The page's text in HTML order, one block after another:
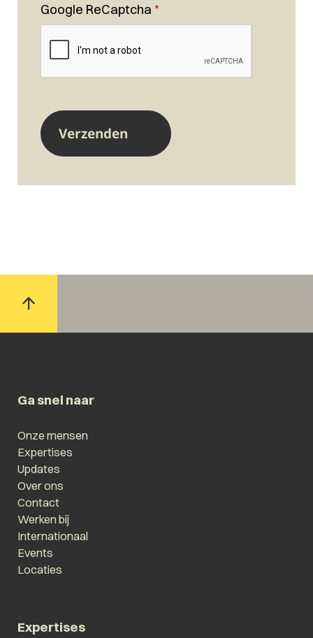
Google ReCaptcha *
Ga snel naar
Onze mensen
Expertises
Updates
Over ons
Contact
Werken bij
Internationaal
Events
Locaties
Expertises